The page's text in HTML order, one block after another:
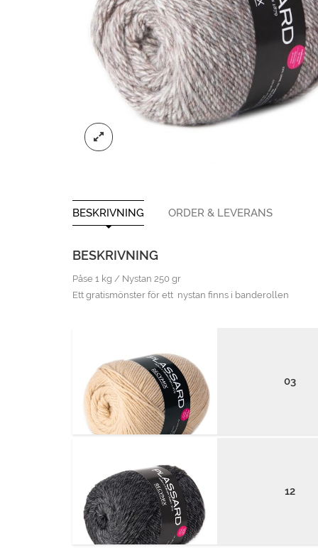
BESKRIVNING ORDER & LEVERANS
BESKRIVNING
Påse 1 kg / Nystan 250 gr
Ett gratismönster för ett nystan finns i banderollen
03
12